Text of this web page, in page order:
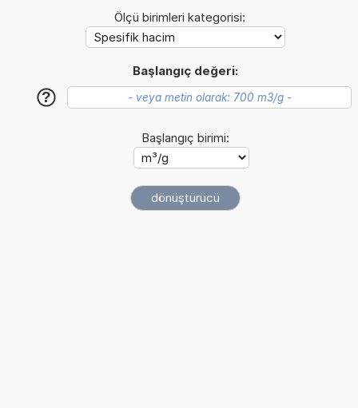
Ölçü birimleri kategorisi:
Başlangıç değeri:
?
Başlangıç birimi: